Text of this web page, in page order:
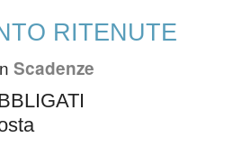
RITENUTE
Scadenze